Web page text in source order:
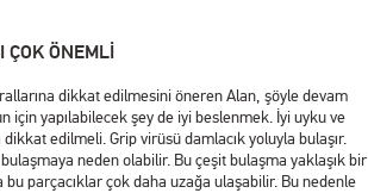
ÇOK ÖNEMLİ
dikkat edilmesini öneren Alan, şöyle devam
için yapılabilecek şey de iyi beslenmek. İyi uyku ve
edilmeli. Grip virüsü damlacık yoluyla bulaşır.
neden olabilir. Bu çeşit bulaşma yaklaşık bir
parçacıklar çok daha uzağa ulaşabilir. Bu nedenle